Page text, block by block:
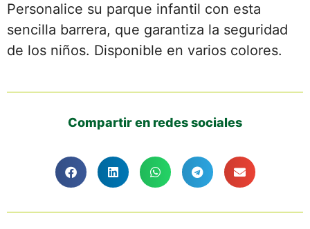
Personalice su parque infantil con esta
sencilla barrera, que garantiza la seguridad
de los niños. Disponible en varios colores.
Compartir en redes sociales